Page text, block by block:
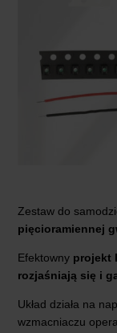
Zestaw do
pięcioramiennej
Efektowny projekt
rozjaśniają się i
Układ działa na
wzmacniaczu